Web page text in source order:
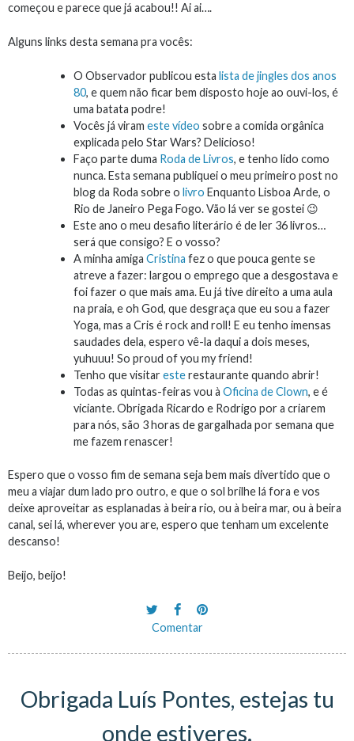
começou e parece que já acabou!! Ai ai….
Alguns links desta semana pra vocês:
O Observador publicou estalista de jingles dos anos
80, e quem não ficar bem disposto hoje ao ouvi-los, é
uma batata podre!
Vocês já virameste vídeo sobre a comida orgânica
explicada pelo Star Wars? Delicioso!
Faço parte duma Roda de Livros, e tenho lido como
nunca. Esta semana publiquei o meu primeiro post no
blog da Roda sobre olivro Enquanto Lisboa Arde, o
Rio de Janeiro Pega Fogo. Vão lá ver se gostei 😉
Este ano o meu desafio literário é de ler 36 livros…
será que consigo? E o vosso?
A minha amigaCristina fez o que pouca gente se
atreve a fazer: largou o emprego que a desgostava e
foi fazer o que mais ama. Eu já tive direito a uma aula
na praia, e oh God, que desgraça que eu sou a fazer
Yoga, mas a Cris é rock and roll! E eu tenho imensas
saudades dela, espero vê-la daqui a dois meses,
yuhuuu! So proud of you my friend!
Tenho que visitaresterestaurante quando abrir!
Todas as quintas-feiras vou àOficina de Clown, e é
viciante. Obrigada Ricardo e Rodrigo por a criarem
para nós, são 3 horas de gargalhada por semana que
me fazem renascer!
Espero que o vosso fim de semana seja bem mais divertido que o
meu a viajar dum lado pro outro, e que o sol brilhe lá fora e vos
deixe aproveitar as esplanadas à beira rio, ou à beira mar, ou à beira
canal, sei lá, wherever you are, espero que tenham um excelente
descanso!
Beijo, beijo!
Comentar
Obrigada Luís Pontes, estejas tu
onde estiveres.